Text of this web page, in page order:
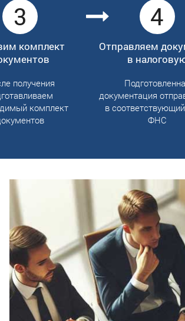
3
комплект
получения
комплект
4
Отправляем
в
документация
в
ФНС